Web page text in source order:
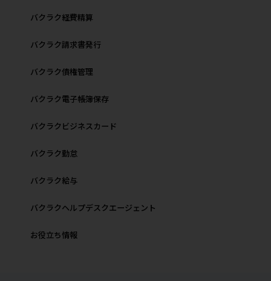
バクラク経費精算
バクラク請求書発行
バクラク債権管理
バクラク電子帳簿保存
バクラクビジネスカード
バクラク勤怠
バクラク給与
バクラクヘルプデスクエージェント
お役立ち情報